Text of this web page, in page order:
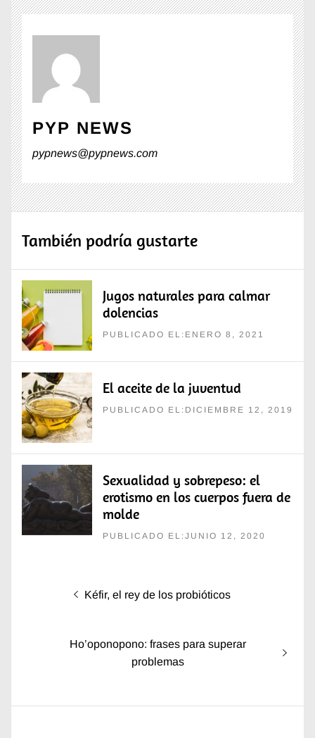
PYP NEWS
pypnews@pypnews.com
También podría gustarte
Jugos naturales para calmar
dolencias
PUBLICADO EL:ENERO 8, 2021
El aceite de la juventud
PUBLICADO EL:DICIEMBRE 12, 2019
Sexualidad y sobrepeso: el
erotismo en los cuerpos fuera de
molde
PUBLICADO EL:JUNIO 12, 2020
NavegaciónEntrada
Kéfir, el rey de los probióticos
Entrada
Ho’oponopono: frases para superar
problemas